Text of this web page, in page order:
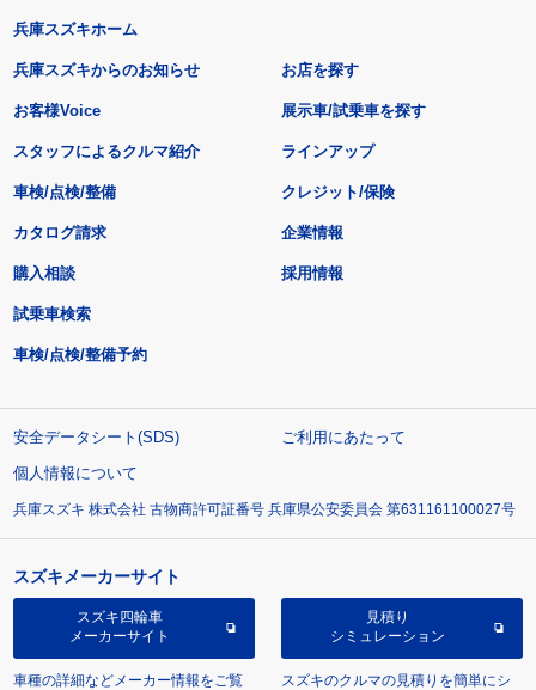
兵庫スズキホーム
兵庫スズキからのお知らせ
お客様Voice
スタッフによるクルマ紹介
お店を探す
展示車/試乗車を探す
ラインアップ
車検/点検/整備 クレジット/保険
カタログ請求
購入相談
試乗車検索
車検/点検/整備予約
企業情報
採用情報
安全データシート(SDS)
ご利用にあたって
個人情報について
兵庫スズキ 株式会社 古物商許可証番号 兵庫県公安委員会 第631161100027号
スズキメーカーサイト
スズキ四輪車
メーカーサイト
車種の詳細などメーカー情報をご覧
見積り
シミュレーション
スズキのクルマの見積りを簡単にシ